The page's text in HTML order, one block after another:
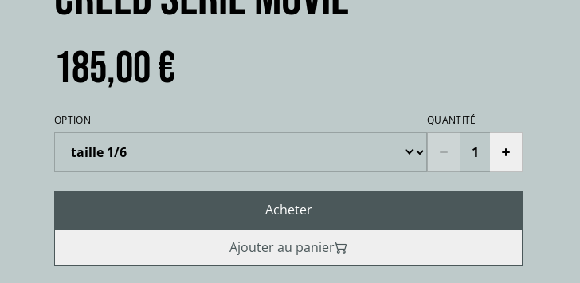
185,00 €
OPTION QUANTITÉ
Acheter
Ajouter au panier